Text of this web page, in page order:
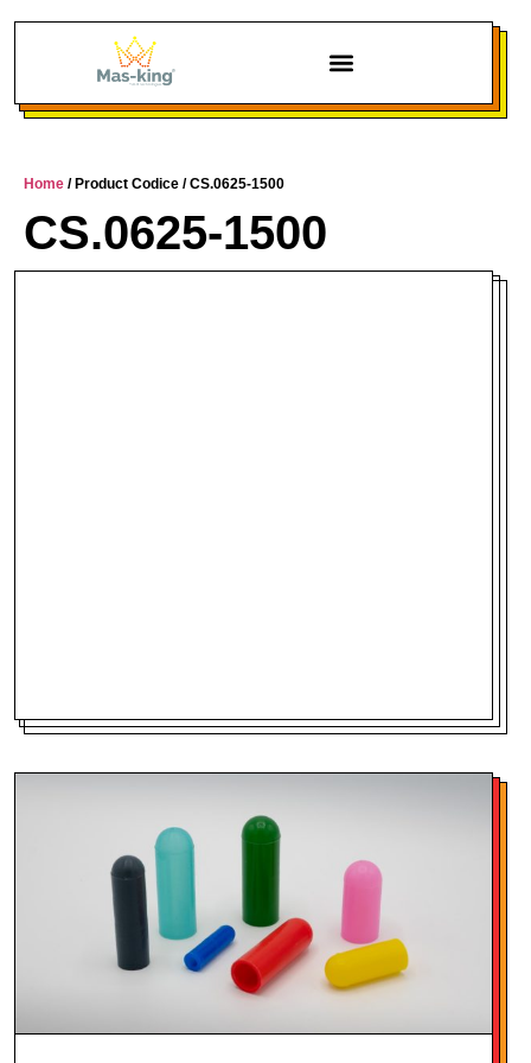
Home / Product Codice / CS.0625-1500
CS.0625-1500